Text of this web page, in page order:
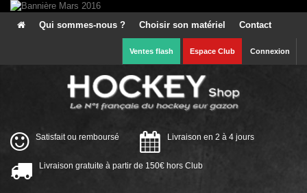
Qui sommes-nous ? Choisir son matériel Contact
Ventes flash Espace Club Connexion
Satisfait ou remboursé Livraison en 2 à 4 jours
Livraison gratuite à partir de 150€ hors Club